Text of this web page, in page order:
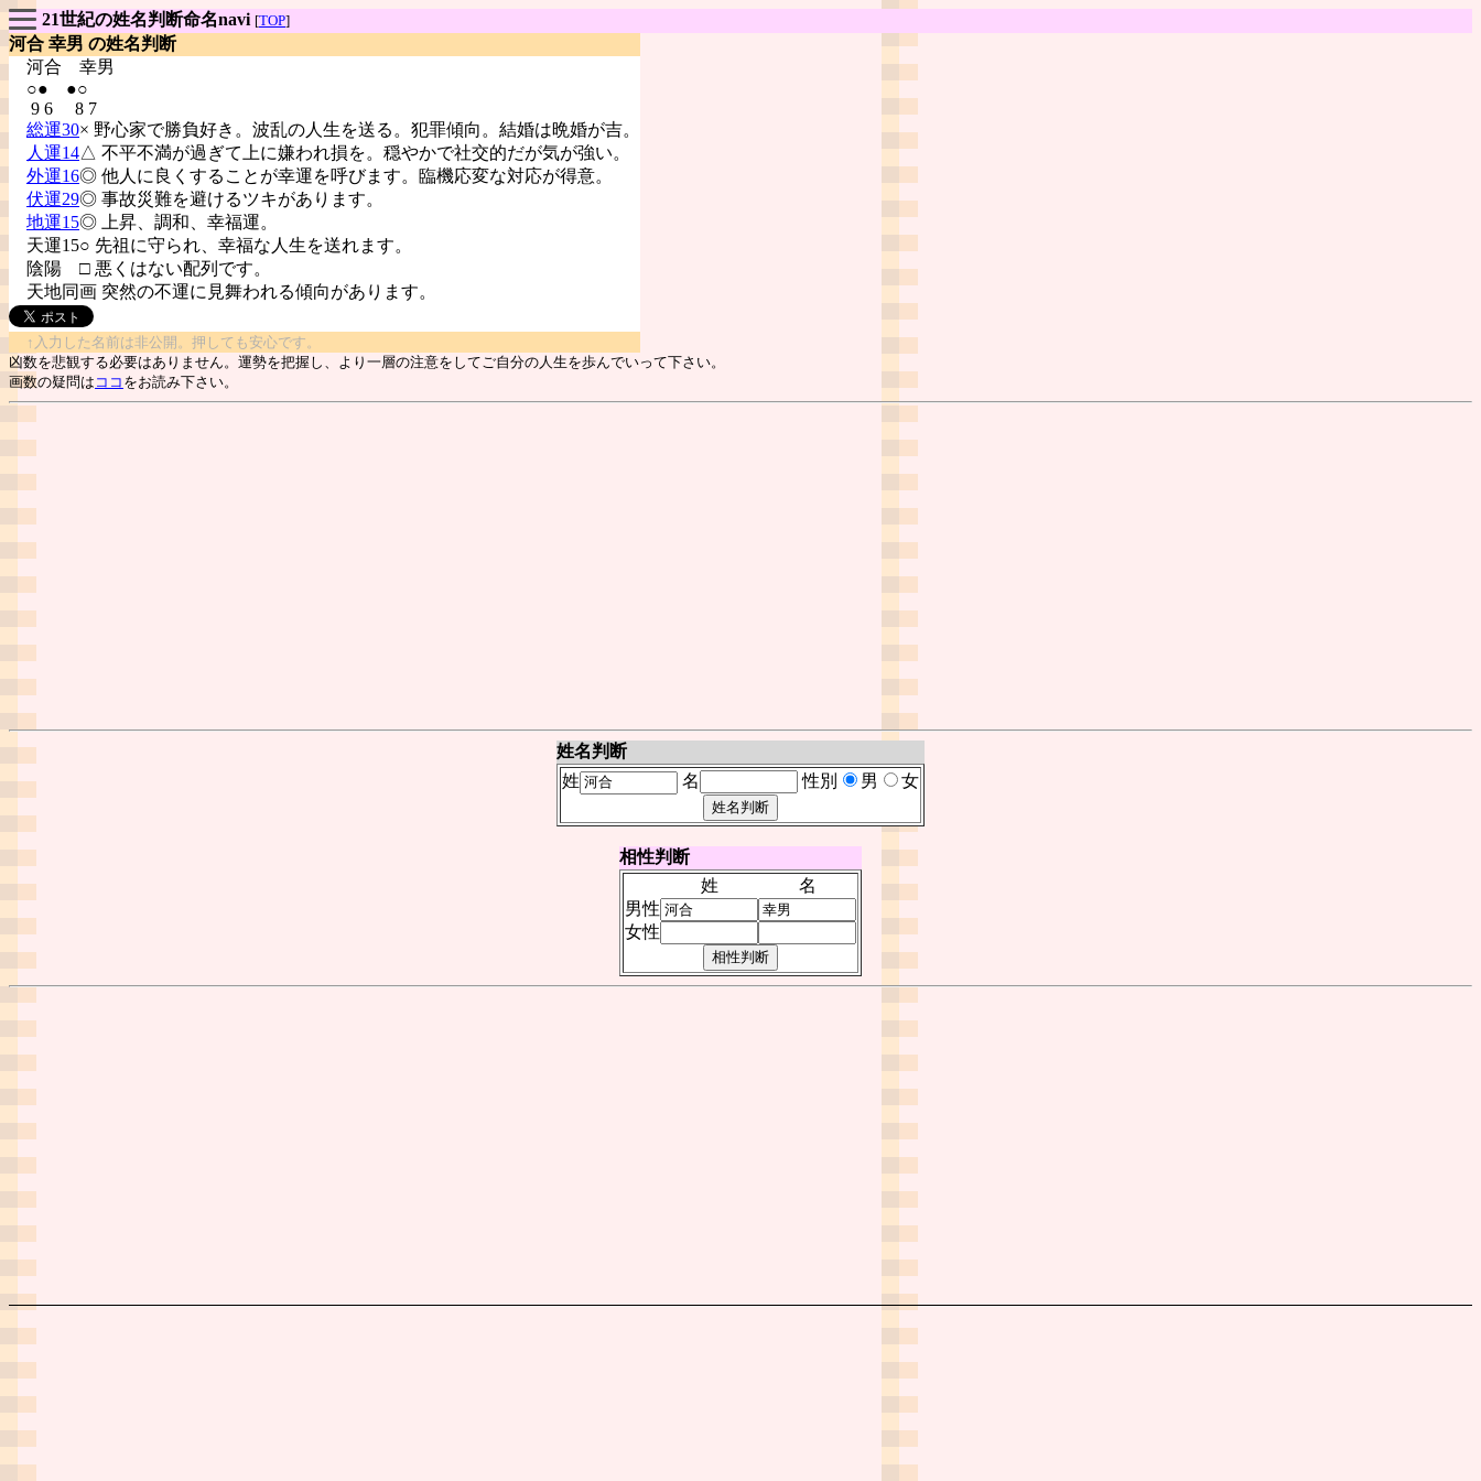
21世紀の姓名判断命名navi [TOP]
河合 幸男 の姓名判断
河合 幸男
○● ●○
9 6 8 7
総運30× 野心家で勝負好き。波乱の人生を送る。犯罪傾向。結婚は晩婚が吉。
人運14△ 不平不満が過ぎて上に嫌われ損を。穏やかで社交的だが気が強い。
外運16◎ 他人に良くすることが幸運を呼びます。臨機応変な対応が得意。
伏運29◎ 事故災難を避けるツキがあります。
地運15◎ 上昇、調和、幸福運。
天運15○ 先祖に守られ、幸福な人生を送れます。
陰陽 □ 悪くはない配列です。
天地同画 突然の不運に見舞われる傾向があります。
↑入力した名前は非公開。押しても安心です。
凶数を悲観する必要はありません。運勢を把握し、より一層の注意をしてご自分の人生を歩んでいって下さい。
画数の疑問は ココ をお読み下さい。
姓名判断
姓
名 性別 男 女
相性判断
姓
名
男性
女性